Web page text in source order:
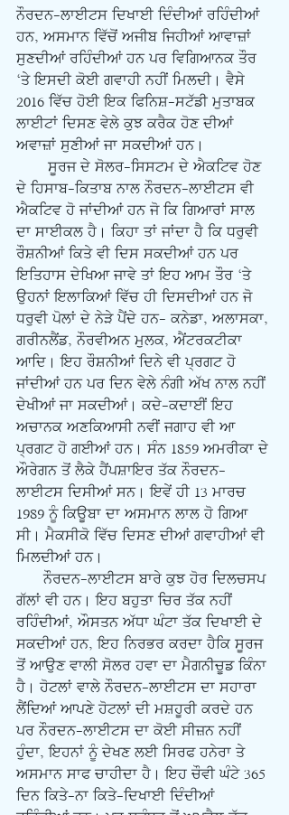
ਨੌਰਦਨ-ਲਾਈਟਸ ਦਿਖਾਈ ਦਿੰਦੀਆਂ ਰਹਿੰਦੀਆਂ
ਹਨ, ਅਸਮਾਨ ਵਿੱਚੋਂ ਅਜੀਬ ਜਿਹੀਆਂ ਆਵਾਜ਼ਾਂ
ਸੁਣਦੀਆਂ ਰਹਿੰਦੀਆਂ ਹਨ ਪਰ ਵਿਗਿਆਨਕ ਤੌਰ
‘ਤੇ ਇਸਦੀ ਕੋਈ ਗਵਾਹੀ ਨਹੀਂ ਮਿਲਦੀ। ਵੈਸੇ
2016 ਵਿੱਚ ਹੋਈ ਇਕ ਫਿਨਿਸ਼-ਸਟੱਡੀ ਮੁਤਾਬਕ
ਲਾਈਟਾਂ ਦਿਸਣ ਵੇਲੇ ਕੁਝ ਕਰੈਕ ਹੋਣ ਦੀਆਂ
ਅਵਾਜ਼ਾਂ ਸੁਣੀਆਂ ਜਾ ਸਕਦੀਆਂ ਹਨ।
ਦੇ ਹਿਸਾਬ-ਕਿਤਾਬ ਨਾਲ ਨੌਰਦਨ-ਲਾਈਟਸ ਵੀ
ਐਕਟਿਵ ਹੋ ਜਾਂਦੀਆਂ ਹਨ ਜੋ ਕਿ ਗਿਆਰਾਂ ਸਾਲ
ਦਾ ਸਾਈਕਲ ਹੈ। ਕਿਹਾ ਤਾਂ ਜਾਂਦਾ ਹੈ ਕਿ ਧਰੁਵੀ
ਰੌਸ਼ਨੀਆਂ ਕਿਤੇ ਵੀ ਦਿਸ ਸਕਦੀਆਂ ਹਨ ਪਰ
ਇਤਿਹਾਸ ਦੇਖਿਆ ਜਾਵੇ ਤਾਂ ਇਹ ਆਮ ਤੌਰ ‘ਤੇ
ਉਹਨਾਂ ਇਲਾਕਿਆਂ ਵਿੱਚ ਹੀ ਦਿਸਦੀਆਂ ਹਨ ਜੋ
ਧਰੁਵੀ ਪੋਲਾਂ ਦੇ ਨੇੜੇ ਪੈਂਦੇ ਹਨ- ਕਨੇਡਾ, ਅਲਾਸਕਾ,
ਗਰੀਨਲੈਂਡ, ਨੌਰਵੀਅਨ ਮੁਲਕ, ਐਂਟਰਕਟੀਕਾ
ਆਦਿ। ਇਹ ਰੌਸ਼ਨੀਆਂ ਦਿਨੇ ਵੀ ਪ੍ਰਗਟ ਹੋ
ਜਾਂਦੀਆਂ ਹਨ ਪਰ ਦਿਨ ਵੇਲੇ ਨੰਗੀ ਅੱਖ ਨਾਲ ਨਹੀਂ
ਦੇਖੀਆਂ ਜਾ ਸਕਦੀਆਂ। ਕਦੇ-ਕਦਾਈਂ ਇਹ
ਅਚਾਨਕ ਅਣਕਿਆਸੀ ਨਵੀਂ ਜਗਾਹ ਵੀ ਆ
ਪ੍ਰਗਟ ਹੋ ਗਈਆਂ ਹਨ। ਸੰਨ 1859 ਅਮਰੀਕਾ ਦੇ
ਔਰੇਗਨ ਤੋਂ ਲੈਕੇ ਹੈਂਪਸ਼ਾਇਰ ਤੱਕ ਨੌਰਦਨ-
ਲਾਈਟਸ ਦਿਸੀਆਂ ਸਨ। ਇਵੇਂ ਹੀ 13 ਮਾਰਚ
1989 ਨੂੰ ਕਿਊਬਾ ਦਾ ਅਸਮਾਨ ਲਾਲ ਹੋ ਗਿਆ
ਸੀ। ਮੈਕਸੀਕੋ ਵਿੱਚ ਦਿਸਣ ਦੀਆਂ ਗਵਾਹੀਆਂ ਵੀ
ਮਿਲਦੀਆਂ ਹਨ।
      ਨੌਰਦਨ-ਲਾਈਟਸ ਬਾਰੇ ਕੁਝ ਹੋਰ ਦਿਲਚਸਪ
ਗੱਲਾਂ ਵੀ ਹਨ। ਇਹ ਬਹੁਤਾ ਚਿਰ ਤੱਕ ਨਹੀਂ
ਰਹਿੰਦੀਆਂ, ਔਸਤਨ ਅੱਧਾ ਘੰਟਾ ਤੱਕ ਦਿਖਾਈ ਦੇ
ਸਕਦੀਆਂ ਹਨ, ਇਹ ਨਿਰਭਰ ਕਰਦਾ ਹੈਕਿ ਸੂਰਜ
ਤੋਂ ਆਉਣ ਵਾਲੀ ਸੋਲਰ ਹਵਾ ਦਾ ਮੈਗਨੀਚੂਡ ਕਿੰਨਾ
ਹੈ। ਹੋਟਲਾਂ ਵਾਲੇ ਨੌਰਦਨ-ਲਾਈਟਸ ਦਾ ਸਹਾਰਾ
ਲੈਂਦਿਆਂ ਆਪਣੇ ਹੋਟਲਾਂ ਦੀ ਮਸ਼ਹੂਰੀ ਕਰਦੇ ਹਨ
ਪਰ ਨੌਰਦਨ-ਲਾਈਟਸ ਦਾ ਕੋਈ ਸੀਜ਼ਨ ਨਹੀਂ
ਹੁੰਦਾ, ਇਹਨਾਂ ਨੂੰ ਦੇਖਣ ਲਈ ਸਿਰਫ ਹਨੇਰਾ ਤੇ
ਅਸਮਾਨ ਸਾਫ ਚਾਹੀਦਾ ਹੈ। ਇਹ ਚੌਵੀ ਘੰਟੇ 365
ਦਿਨ ਕਿਤੇ-ਨਾ ਕਿਤੇ-ਦਿਖਾਈ ਦਿੰਦੀਆਂ